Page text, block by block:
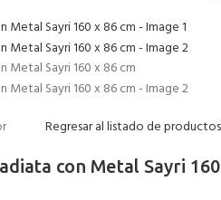
Regresar al listado de productos
con Metal Sayri 160